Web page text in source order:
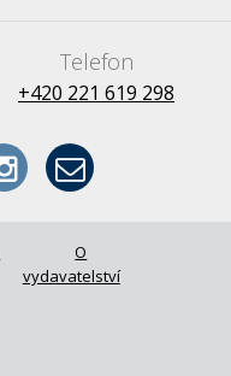
Telefon
+420 221 619 298
O
vydavatelství